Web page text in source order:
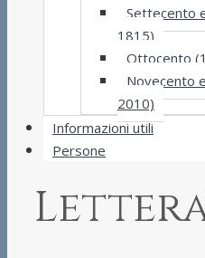
Settecento
1815)
Ottocento
Novecento
2010)
Informazioni utili
Persone